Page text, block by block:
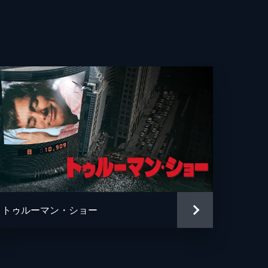
ー・ヘルナンデス
ヴェレット・スコット
・フェイ
・ガプトン
・ペンス
トゥルーマン・ショー